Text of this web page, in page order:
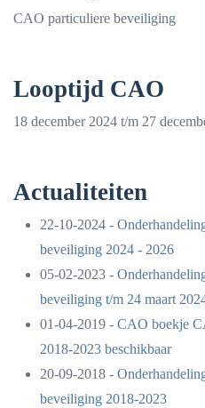
CAO particuliere beveiliging
Looptijd CAO
18 december 2024 t/m 27
Actualiteiten
22-10-2024 -
beveiliging 2024 - 2026
05-02-2023 -
beveiliging t/m 24 maart
01-04-2019 - CAO boekje
2018-2023 beschikbaar
20-09-2018 -
beveiliging 2018-2023